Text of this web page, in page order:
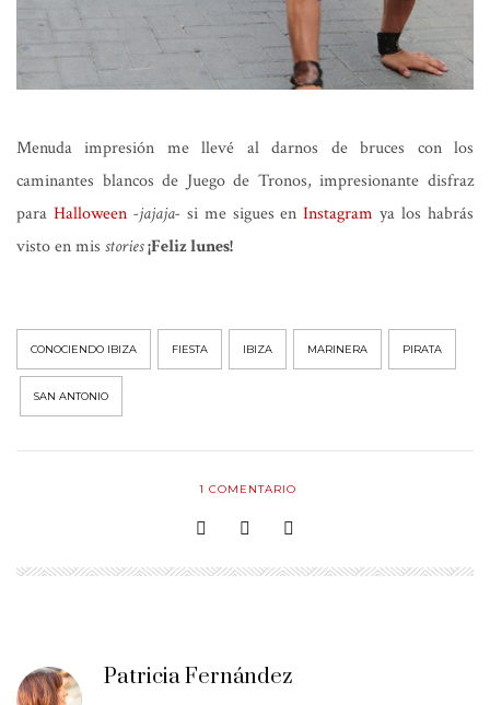
Menuda impresión me llevé al darnos de bruces con los
caminantes blancos de Juego de Tronos, impresionante disfraz
para Halloween -jajaja- si me sigues enInstagram ya los habrás
visto en mis stories¡Feliz lunes!
CONOCIENDO IBIZA FIESTA IBIZA MARINERA PIRATA
SAN ANTONIO
1 COMENTARIO
Patricia Fernández